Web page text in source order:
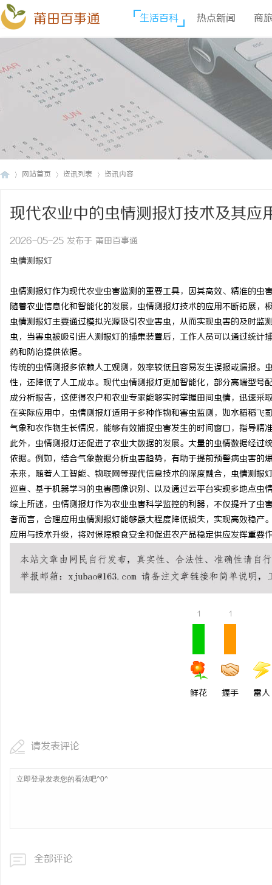
莆田百事通 生活百科 热点新闻 商
网站首页 资讯列表 资讯内容
现代农业中的虫情测报灯技术及其应
2026-05-25 发布于 莆田百事通
虫情测报灯
虫情测报灯作为现代农业虫害监测的重要工具，因其高效、精准的
随着农业信息化和智能化的发展，虫情测报灯技术的应用不断拓展，
虫情测报灯主要通过模拟光源吸引农业害虫，从而实现虫害的及时
虫，当害虫被吸引进入测报灯的捕集装置后，工作人员可以通过统
药和防治提供依据。
传统的虫情测报多依赖人工观测，效率较低且容易发生误报或漏报
性，还降低了人工成本。现代虫情测报灯更加智能化，部分高端型
成分析报告，这使得农户和农业专家能够实时掌握田间虫情，迅速采
在实际应用中，虫情测报灯适用于多种作物和害虫监测，如水稻稻
气象和农作物生长情况，能够有效捕捉虫害发生的时间窗口，指导精
此外，虫情测报灯还促进了农业大数据的发展。大量的虫情数据经
依据。例如，结合气象数据分析虫害趋势，有助于提前预警病虫害的
未来，随着人工智能、物联网等现代信息技术的深度融合，虫情测
巡查、基于机器学习的虫害图像识别、以及通过云平台实现多地点
综上所述，虫情测报灯作为农业虫害科学监控的利器，不仅提升了
者而言，合理应用虫情测报灯能够最大程度降低损失，实现高效稳
应用与技术升级，将对保障粮食安全和促进农产品稳定供应发挥重要
1
鲜花
1
握手 雷人
请发表评论
全部评论
开店最怕“搜不到”为什
ai却天天给他免费派单？